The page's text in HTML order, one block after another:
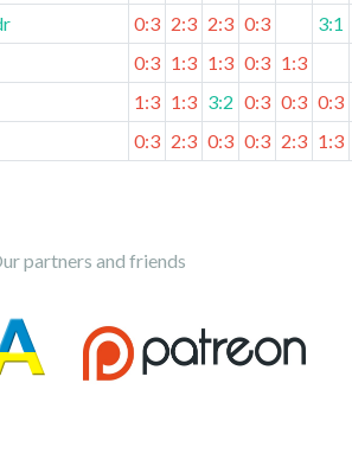
0:3 2:3 2:3 0:3
3:1
0:3 1:3 1:3 0:3 1:3
1:3 1:3 3:2 0:3 0:3 0:3
0:3 2:3 0:3 0:3 2:3 1:3
partners and friends